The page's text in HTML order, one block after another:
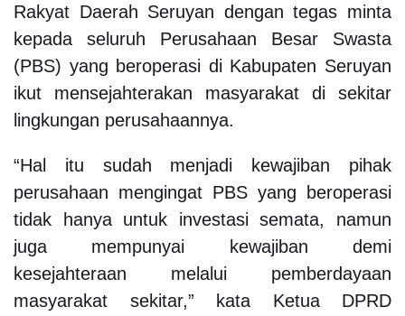
Rakyat Daerah Seruyan dengan tegas minta
kepada seluruh Perusahaan Besar Swasta
(PBS) yang beroperasi di Kabupaten Seruyan
ikut mensejahterakan masyarakat di sekitar
lingkungan perusahaannya.
“Hal itu sudah menjadi kewajiban pihak
perusahaan mengingat PBS yang beroperasi
tidak hanya untuk investasi semata, namun
juga mempunyai kewajiban demi
kesejahteraan melalui pemberdayaan
masyarakat sekitar,” kata Ketua DPRD